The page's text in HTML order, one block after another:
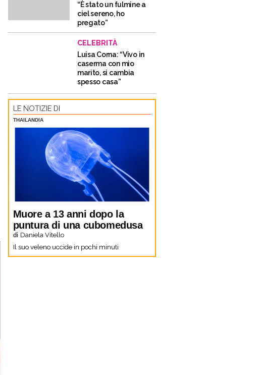
“È stato un fulmine a
ciel sereno, ho
pregato”
CELEBRITÀ
Luisa Corna: “Vivo in
caserma con mio
marito, si cambia
spesso casa”
LE NOTIZIE DI
THAILANDIA
Muore a 13 anni dopo la
puntura di una cubomedusa
di Daniela Vitello
Il suo veleno uccide in pochi minuti